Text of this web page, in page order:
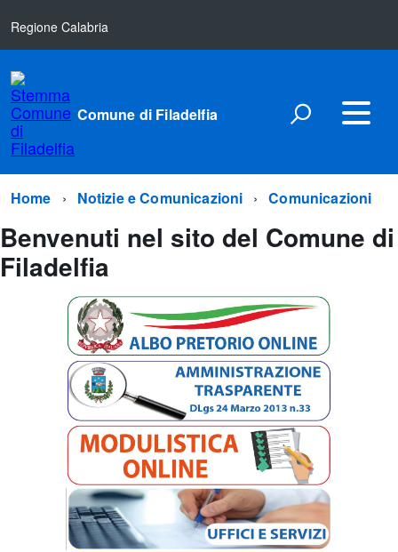
Regione Calabria
Comune di Filadelfia
Home Notizie e Comunicazioni Comunicazioni
Benvenuti nel sito del Comune di
Filadelfia